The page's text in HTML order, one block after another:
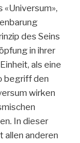
«Universum»,
des Seins
in ihrer
als eine
begriff den
wirken
In dieser
allen anderen